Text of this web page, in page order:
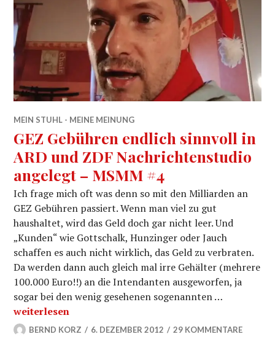
MEIN STUHL - MEINE MEINUNG
GEZ Gebühren endlich sinnvoll in
ARD und ZDF Nachrichtenstudio
angelegt – MSMM #4
Ich frage mich oft was denn so mit den Milliarden an
GEZ Gebühren passiert. Wenn man viel zu gut
haushaltet, wird das Geld doch gar nicht leer. Und
„Kunden“ wie Gottschalk, Hunzinger oder Jauch
schaffen es auch nicht wirklich, das Geld zu verbraten.
Da werden dann auch gleich mal irre Gehälter (mehrere
100.000 Euro!!) an die Intendanten ausgeworfen, ja
sogar bei den wenig gesehenen sogenannten …
GEZ Gebühren endlich sinnvoll in ARD und ZDF
weiterlesen
BERND KORZ 6. DEZEMBER 2012 29 KOMMENTARE